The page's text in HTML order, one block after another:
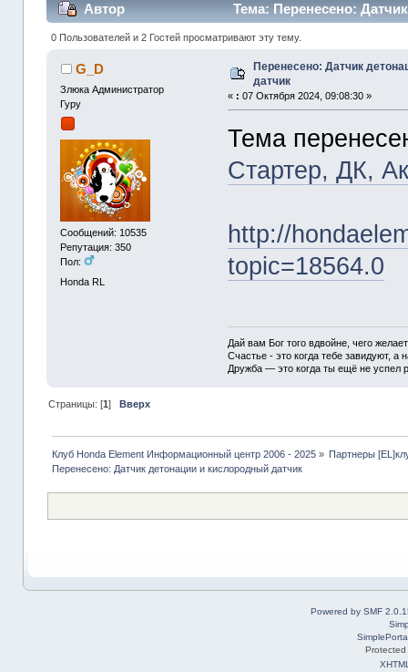
Автор Тема: Перенесено:
0 Пользователей и 2 Гостей просматривают эту тему.
G_D
Злюка Администратор
Гуру
Сообщений: 10535
Репутация: 350
Пол:
Honda RL
Перенесено: Датчик
датчик
« : 07 Октября 2024, 09:08:30 »
Тема
Стартер, ДК,
http://
topic=18564.0
Дай вам Бог того вдвойне, чего
Счастье - это когда тебе завидуют, а
Дружба — это когда ты ещё не успел
Страницы: [1] Вверх
Клуб Honda Element Информационный центр 2006 - 2025» Партнеры
Перенесено: Датчик детонации и кислородный датчик
Powered by SMF